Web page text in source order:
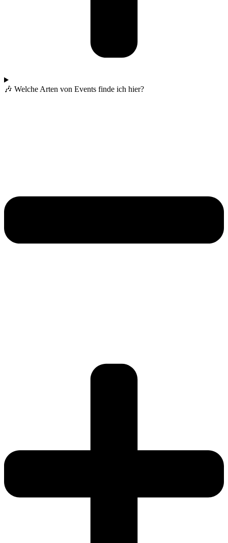
🎶 Welche Arten von Events finde ich hier?